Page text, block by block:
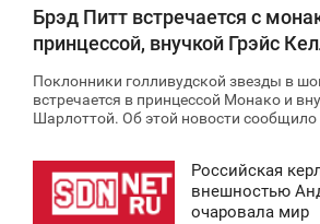
Брэд Питт встречается с
принцессой, внучкой Грэйс
Поклонники голливудской звезды в
встречается в принцессой Монако и
Шарлоттой. Об этой новости сообщило
Российская
внешностью
очаровала мир